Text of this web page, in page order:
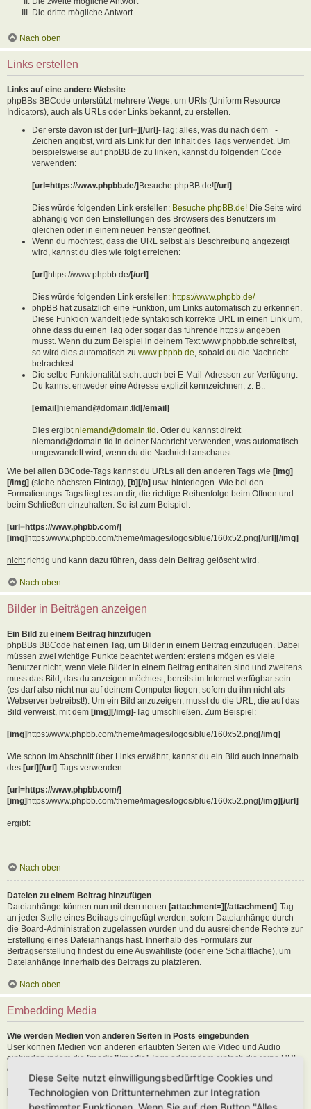
Die dritte mögliche Antwort
Nach oben
Links erstellen
Links auf eine andere Website
phpBBs BBCode unterstützt mehrere Wege, um URIs (Uniform Resource
Indicators), auch als URLs oder Links bekannt, zu erstellen.
Der erste davon ist der [url=][/url]-Tag; alles, was du nach dem =-
Zeichen angibst, wird als Link für den Inhalt des Tags verwendet. Um
beispielsweise auf phpBB.de zu linken, kannst du folgenden Code
verwenden:
[url=https://www.phpbb.de/]Besuche phpBB.de![/url]
Dies würde folgenden Link erstellen: Besuche phpBB.de! Die Seite wird
abhängig von den Einstellungen des Browsers des Benutzers im
gleichen oder in einem neuen Fenster geöffnet.
Wenn du möchtest, dass die URL selbst als Beschreibung angezeigt
wird, kannst du dies wie folgt erreichen:
[url]https://www.phpbb.de/[/url]
Dies würde folgenden Link erstellen: https://www.phpbb.de/
phpBB hat zusätzlich eine Funktion, um Links automatisch zu erkennen.
Diese Funktion wandelt jede syntaktisch korrekte URL in einen Link um,
ohne dass du einen Tag oder sogar das führende https:// angeben
musst. Wenn du zum Beispiel in deinem Text www.phpbb.de schreibst,
so wird dies automatisch zu www.phpbb.de, sobald du die Nachricht
betrachtest.
Die selbe Funktionalität steht auch bei E-Mail-Adressen zur Verfügung.
Du kannst entweder eine Adresse explizit kennzeichnen; z. B.:
[email]niemand@domain.tld[/email]
Dies ergibtniemand@domain.tld. Oder du kannst direkt
niemand@domain.tld in deiner Nachricht verwenden, was automatisch
umgewandelt wird, wenn du die Nachricht anschaust.
Wie bei allen BBCode-Tags kannst du URLs all den anderen Tags wie [img]
[/img] (siehe nächsten Eintrag), [b][/b] usw. hinterlegen. Wie bei den
Formatierungs-Tags liegt es an dir, die richtige Reihenfolge beim Öffnen und
beim Schließen einzuhalten. So ist zum Beispiel:
[url=https://www.phpbb.com/]
[img]https://www.phpbb.com/theme/images/logos/blue/160x52.png[/url][/img]
nicht richtig und kann dazu führen, dass dein Beitrag gelöscht wird.
Nach oben
Bilder in Beiträgen anzeigen
Ein Bild zu einem Beitrag hinzufügen
phpBBs BBCode hat einen Tag, um Bilder in einem Beitrag einzufügen. Dabei
müssen zwei wichtige Punkte beachtet werden: erstens mögen es viele
Benutzer nicht, wenn viele Bilder in einem Beitrag enthalten sind und zweitens
muss das Bild, das du anzeigen möchtest, bereits im Internet verfügbar sein
(es darf also nicht nur auf deinem Computer liegen, sofern du ihn nicht als
Webserver betreibst!). Um ein Bild anzuzeigen, musst du die URL, die auf das
Bild verweist, mit dem [img][/img]-Tag umschließen. Zum Beispiel:
[img]https://www.phpbb.com/theme/images/logos/blue/160x52.png[/img]
Wie schon im Abschnitt über Links erwähnt, kannst du ein Bild auch innerhalb
des [url][/url]-Tags verwenden:
[url=https://www.phpbb.com/]
[img]https://www.phpbb.com/theme/images/logos/blue/160x52.png[/img][/url]
ergibt:
Nach oben
Dateien zu einem Beitrag hinzufügen
Dateianhänge können nun mit dem neuen [attachment=][/attachment]-Tag
an jeder Stelle eines Beitrags eingefügt werden, sofern Dateianhänge durch
die Board-Administration zugelassen wurden und du ausreichende Rechte zur
Erstellung eines Dateianhangs hast. Innerhalb des Formulars zur
Beitragserstellung findest du eine Auswahlliste (oder eine Schaltfläche), um
Dateianhänge innerhalb des Beitrags zu platzieren.
Nach oben
Embedding Media
Wie werden Medien von anderen Seiten in Posts eingebunden
User können Medien von anderen erlaubten Seiten wie Video und Audio
einbinden indem die [media][/media] Tags oder indem einfach die reine URL
der erlaubten Seite in den Text kopiert wird. Als Beispiel:
[media]https://youtu.be/Ne18ZQ7LLI0[/media]
Diese Seite nutzt einwilligungsbedürftige Cookies und
Technologien von Drittunternehmen zur Integration